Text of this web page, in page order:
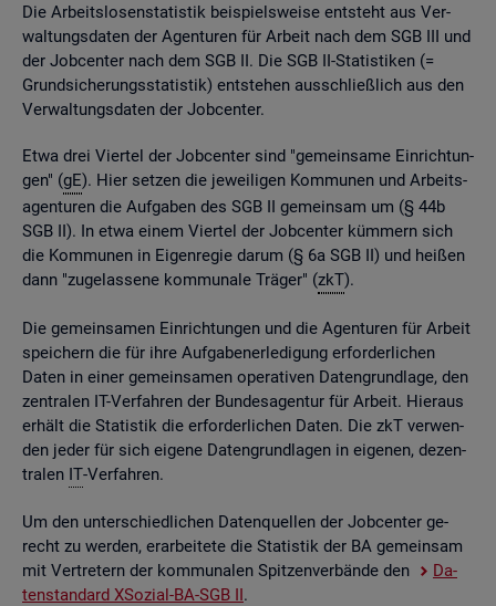
Die Ar­beits­lo­sen­sta­tis­tik bei­spiels­wei­se ent­steht aus Ver­
wal­tungs­da­ten der Agen­tu­ren für Ar­beit nach dem SGB III und
der Job­cen­ter nach dem SGB II. Die SGB II-Sta­tis­ti­ken (=
Grund­si­che­rungs­sta­tis­tik) ent­ste­hen aus­schlie­ß­lich aus den
Ver­wal­tungs­da­ten der Job­cen­ter.
Etwa drei Vier­tel der Job­cen­ter sind "ge­mein­sa­me Ein­rich­tun­
gen" (gE). Hier set­zen die je­wei­li­gen Kom­mu­nen und Ar­beits­
agen­tu­ren die Auf­ga­ben des SGB II ge­mein­sam um (§ 44b
SGB II). In etwa einem Vier­tel der Job­cen­ter küm­mern sich
die Kom­mu­nen in Ei­gen­re­gie darum (§ 6a SGB II) und hei­ßen
dann "zu­ge­las­se­ne kom­mu­na­le Trä­ger" (zkT).
Die ge­mein­sa­men Ein­rich­tun­gen und die Agen­tu­ren für Ar­beit
spei­chern die für ihre Auf­ga­ben­er­le­di­gung er­for­der­li­chen
Daten in einer ge­mein­sa­men ope­ra­ti­ven Da­ten­grund­la­ge, den
zen­tra­len IT-Ver­fah­ren der Bun­des­agen­tur für Ar­beit. Hier­aus
er­hält die Sta­tis­tik die er­for­der­li­chen Daten. Die zkT ver­wen­
den jeder für sich ei­ge­ne Da­ten­grund­la­gen in ei­ge­nen, de­zen­
tra­len IT-Ver­fah­ren.
Um den un­ter­schied­li­chen Da­ten­quel­len der Job­cen­ter ge­
recht zu wer­den, er­ar­bei­te­te die Sta­tis­tik der BA ge­mein­sam
mit Ver­tre­tern der kom­mu­na­len Spit­zen­ver­bän­de den
Da­
ten­stan­dard XSo­zi­al-BA-SGB II.